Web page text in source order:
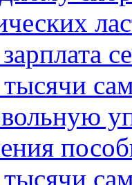
тысячи
тысячи